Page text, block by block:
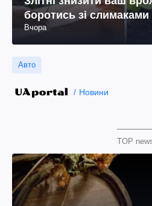
боротись зі слимаками
Вчора
Авто
Новини
TOP